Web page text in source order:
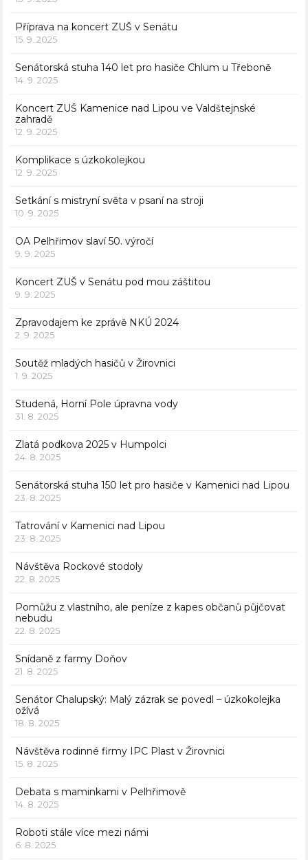
Příprava na koncert ZUŠ v Senátu
15. 9. 2025
Senátorská stuha 140 let pro hasiče Chlum u Třeboně
14. 9. 2025
Koncert ZUŠ Kamenice nad Lipou ve Valdštejnské
zahradě
12. 9. 2025
Komplikace s úzkokolejkou
12. 9. 2025
Setkání s mistryní světa v psaní na stroji
10. 9. 2025
OA Pelhřimov slaví 50. výročí
9. 9. 2025
Koncert ZUŠ v Senátu pod mou záštitou
9. 9. 2025
Zpravodajem ke zprávě NKÚ 2024
2. 9. 2025
Soutěž mladých hasičů v Žirovnici
1. 9. 2025
Studená, Horní Pole úpravna vody
31. 8. 2025
Zlatá podkova 2025 v Humpolci
24. 8. 2025
Senátorská stuha 150 let pro hasiče v Kamenici nad Lipou
23. 8. 2025
Tatrování v Kamenici nad Lipou
23. 8. 2025
Návštěva Rockové stodoly
22. 8. 2025
Pomůžu z vlastního, ale peníze z kapes občanů půjčovat
nebudu
22. 8. 2025
Snídaně z farmy Doňov
21. 8. 2025
Senátor Chalupský: Malý zázrak se povedl – úzkokolejka
ožívá
18. 8. 2025
Návštěva rodinné firmy IPC Plast v Žirovnici
15. 8. 2025
Debata s maminkami v Pelhřimově
14. 8. 2025
Roboti stále více mezi námi
6. 8. 2025